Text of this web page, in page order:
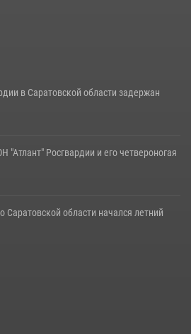
в Саратовской области задержан
"Атлант" Росгвардии и его четвероногая
Саратовской области начался летний